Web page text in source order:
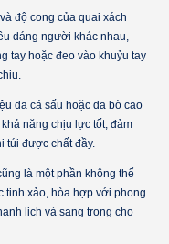
độ cong của quai xách
dáng người khác nhau,
tay hoặc đeo vào khuỷu tay
da cá sấu hoặc da bò cao
năng chịu lực tốt, đảm
túi được chất đầy.
là một phần không thể
tinh xảo, hòa hợp với phong
lịch và sang trọng cho